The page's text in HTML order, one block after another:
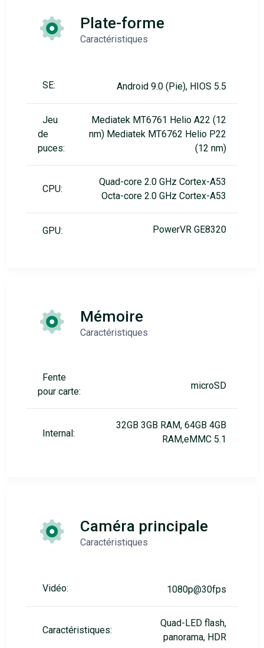
Plate-forme
Caractéristiques
SE: Android 9.0 (Pie), HIOS 5.5
Jeu
de
puces:
Mediatek MT6761 Helio A22 (12
nm) Mediatek MT6762 Helio P22
(12 nm)
CPU:
Quad-core 2.0 GHz Cortex-A53
Octa-core 2.0 GHz Cortex-A53
GPU: PowerVR GE8320
Mémoire
Caractéristiques
Fente
pour carte:
microSD
Internal:
32GB 3GB RAM, 64GB 4GB
RAM,eMMC 5.1
Caméra principale
Caractéristiques
Vidéo: 1080p@30fps
Caractéristiques:
Quad-LED flash,
panorama, HDR